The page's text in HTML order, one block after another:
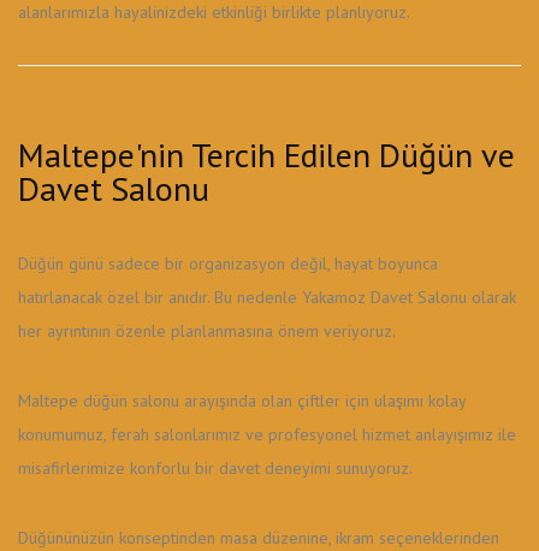
alanlarımızla hayalinizdeki etkinliği birlikte planlıyoruz.
Maltepe'nin Tercih Edilen Düğün ve
Davet Salonu
Düğün günü sadece bir organizasyon değil, hayat boyunca
hatırlanacak özel bir anıdır. Bu nedenle Yakamoz Davet Salonu olarak
her ayrıntının özenle planlanmasına önem veriyoruz.
Maltepe düğün salonu arayışında olan çiftler için ulaşımı kolay
konumumuz, ferah salonlarımız ve profesyonel hizmet anlayışımız ile
misafirlerimize konforlu bir davet deneyimi sunuyoruz.
Düğününüzün konseptinden masa düzenine, ikram seçeneklerinden